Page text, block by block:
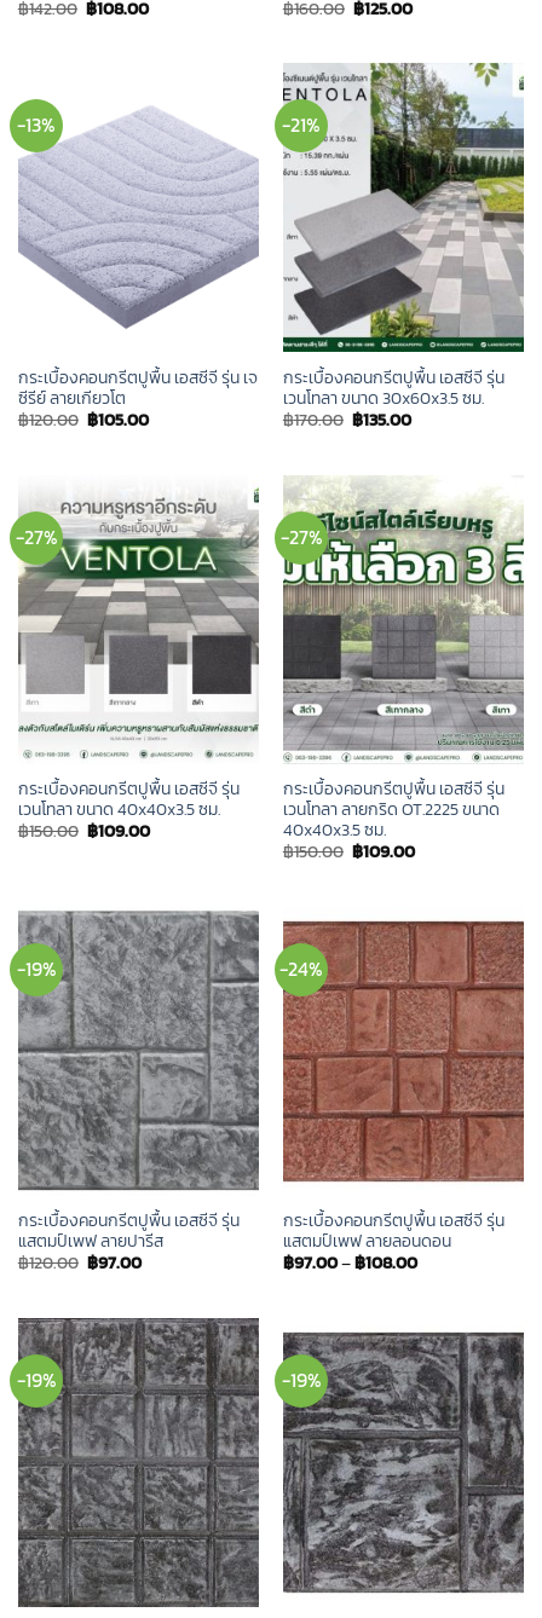
฿142.00 Original
price
฿108.00Current
price
฿160.00 Original
price
฿125.00Current
price
-13%
กระเบื้องคอนกรีตปูพื้น เอสซีจี รุ่น เจ
ซีรีย์ ลายเกียวโต
฿120.00 Original
price
฿105.00Current
-21%
กระเบื้องคอนกรีตปูพื้น เอสซีจี รุ่น
เวนโทลา ขนาด 30x60x3.5 ซม.
฿170.00 Original
price
฿135.00Current
-27%
กระเบื้องคอนกรีตปูพื้น เอสซีจี รุ่น
เวนโทลา ขนาด 40x40x3.5 ซม.
฿150.00 Original
price
฿109.00Current
-27%
กระเบื้องคอนกรีตปูพื้น เอสซีจี รุ่น
เวนโทลา ลายกริด OT.2225 ขนาด
40x40x3.5 ซม.
฿150.00 Original
price
฿109.00Current
-19%
กระเบื้องคอนกรีตปูพื้น เอสซีจี รุ่น
แสตมป์เพฟ ลายปารีส
฿120.00 Original
price
฿97.00Current
-24%
กระเบื้องคอนกรีตปูพื้น เอสซีจี รุ่น
แสตมป์เพฟ ลายลอนดอน
฿97.00–฿108.00
-19% -19%